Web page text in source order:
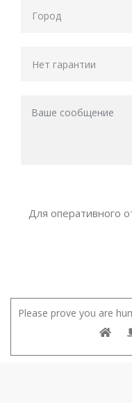
Для оперативного
Please prove you are